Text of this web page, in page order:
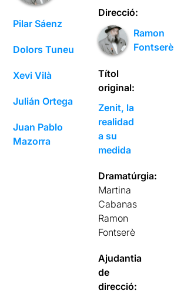
Pilar Sáenz
Dolors Tuneu
Xevi Vilà
Julián Ortega
Juan Pablo
Mazorra
Direcció:
Ramon
Fontserè
Títol
original:
Zenit, la
realidad
a su
medida
Dramatúrgia:
Martina
Cabanas
Ramon
Fontserè
Ajudantia
de
direcció: